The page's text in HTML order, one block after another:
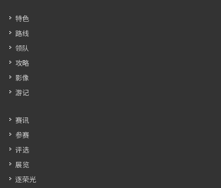
特色
路线
领队
攻略
影像
游记
赛讯
参赛
评选
展览
逐荣光